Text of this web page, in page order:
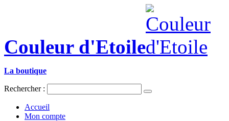
Couleur d'Etoile
La boutique
Rechercher :
Accueil
Mon compte